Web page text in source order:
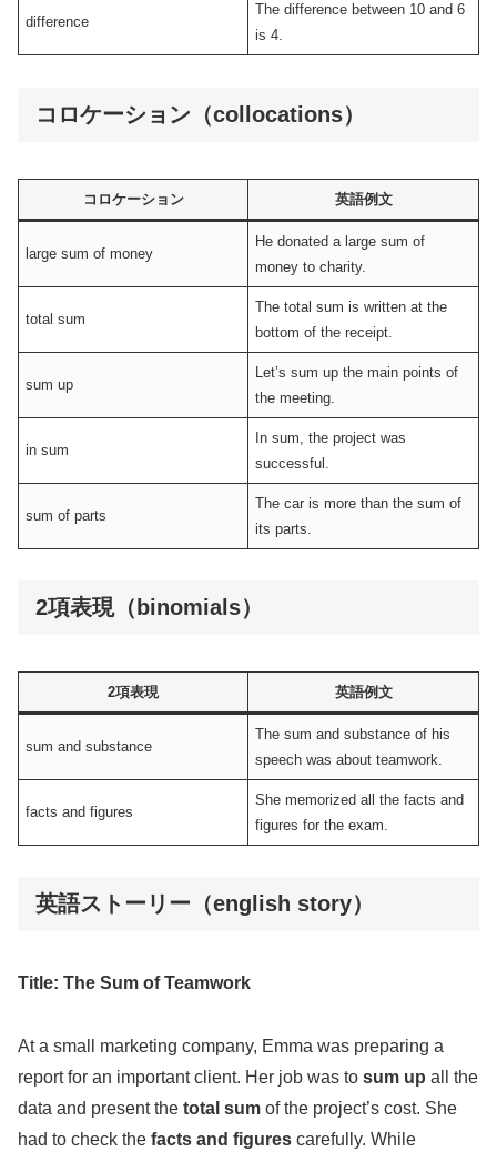
difference
The difference between 10 and 6
is 4.
コロケーション（collocations）
コロケーション 英語例文
large sum of money
He donated a large sum of
money to charity.
total sum
The total sum is written at the
bottom of the receipt.
sum up
Let’s sum up the main points of
the meeting.
in sum
In sum, the project was
successful.
sum of parts
The car is more than the sum of
its parts.
2項表現（binomials）
2項表現 英語例文
sum and substance
The sum and substance of his
speech was about teamwork.
facts and figures
She memorized all the facts and
figures for the exam.
英語ストーリー（english story）
Title: The Sum of Teamwork
At a small marketing company, Emma was preparing a
report for an important client. Her job was to sum up all the
data and present the total sum of the project’s cost. She
had to check the facts and figures carefully. While